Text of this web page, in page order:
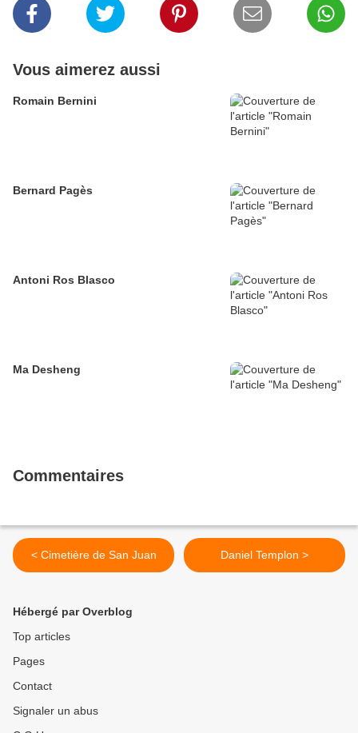
Vous aimerez aussi
Romain Bernini
Bernard Pagès
Antoni Ros Blasco
Ma Desheng
Commentaires
< Cimetière de San Juan Daniel Templon >
Hébergé par Overblog
Top articles
Pages
Contact
Signaler un abus